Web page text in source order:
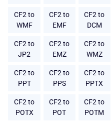
CF2 to
WMF
CF2 to
EMF
CF2 to
DCM
CF2 to
JP2
CF2 to
EMZ
CF2 to
WMZ
CF2 to
PPT
CF2 to
PPS
CF2 to
PPTX
CF2 to
POTX
CF2 to
POT
CF2 to
POTM